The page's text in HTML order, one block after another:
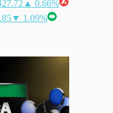
▲ 0.66%
▼ 1.09%